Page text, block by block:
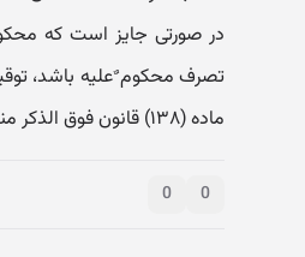
در صورتی جایز است که
ماده (۱۳۸) قانون فوق الذکر منع قانونی ندارد.
0
0